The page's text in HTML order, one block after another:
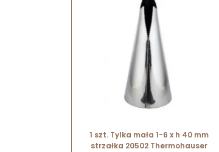
1 szt. Tylka mała 1-6 x h 40 mm
strzałka 20502 Thermohauser